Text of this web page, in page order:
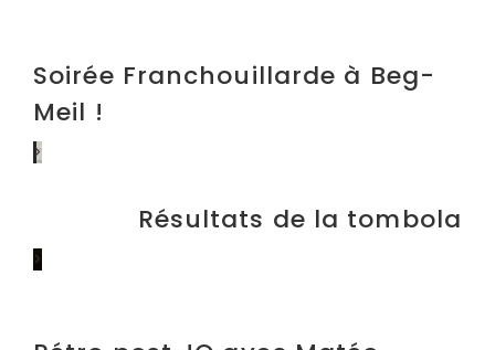
Soirée Franchouillarde à Beg-
Meil !
>
Résultats de la tombola
>